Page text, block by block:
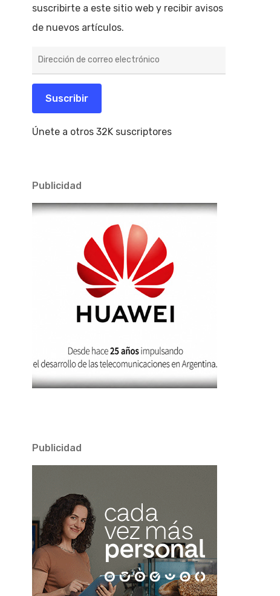
suscribirte a este sitio web y recibir avisos
de nuevos artículos.
de
electrónico
Suscribir
Únete a otros 32K suscriptores
Publicidad
Publicidad